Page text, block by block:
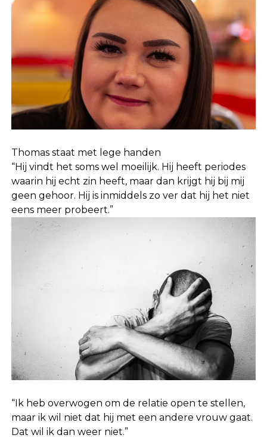
Thomas staat met lege handen
“Hij vindt het soms wel moeilijk. Hij heeft periodes
waarin hij echt zin heeft, maar dan krijgt hij bij mij
geen gehoor. Hij is inmiddels zo ver dat hij het niet
eens meer probeert.”
“Ik heb overwogen om de relatie open te stellen,
maar ik wil niet dat hij met een andere vrouw gaat.
Dat wil ik dan weer niet.”